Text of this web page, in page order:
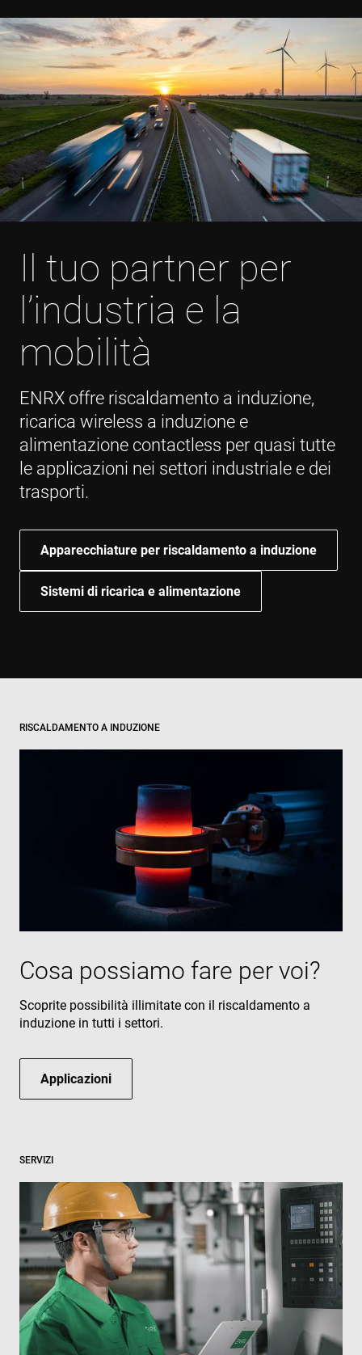
Il tuo partner per
l’industria e la
mobilità
ENRX offre riscaldamento a induzione,
ricarica wireless a induzione e
alimentazione contactless per quasi tutte
le applicazioni nei settori industriale e dei
trasporti.
Apparecchiature per riscaldamento a induzione
Sistemi di ricarica e alimentazione
RISCALDAMENTO A INDUZIONE
Cosa possiamo fare per voi?
Scoprite possibilità illimitate con il riscaldamento a
induzione in tutti i settori.
Applicazioni
SERVIZI